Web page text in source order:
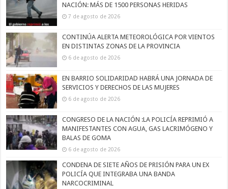
NACIÓN: MÁS DE 1500 PERSONAS HERIDAS
7 de agosto de 2026
CONTINÚA ALERTA METEOROLÓGICA POR VIENTOS
EN DISTINTAS ZONAS DE LA PROVINCIA
6 de agosto de 2026
EN BARRIO SOLIDARIDAD HABRÁ UNA JORNADA DE
SERVICIOS Y DERECHOS DE LAS MUJERES
6 de agosto de 2026
CONGRESO DE LA NACIÓN :LA POLICÍA REPRIMIÓ A
MANIFESTANTES CON AGUA, GAS LACRIMÓGENO Y
BALAS DE GOMA
6 de agosto de 2026
CONDENA DE SIETE AÑOS DE PRISIÓN PARA UN EX
POLICÍA QUE INTEGRABA UNA BANDA
NARCOCRIMINAL